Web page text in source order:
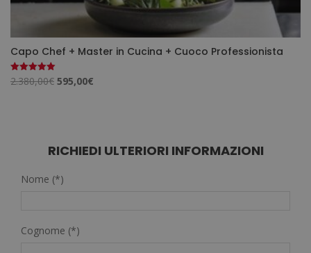
Capo Chef + Master in Cucina + Cuoco Professionista
Valutato
5.00
2.380,00€ Il
2.380,00€.
595,00€
595,00€.
RICHIEDI ULTERIORI INFORMAZIONI
Nome (*)
Cognome (*)